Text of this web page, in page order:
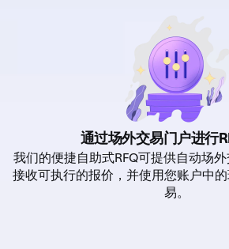
通过场外交易门户进行
我们的便捷自助式RFQ可提供自动场
接收可执行的报价，并使用您账户中
易。